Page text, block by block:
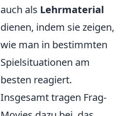
auch als Lehrmaterial
dienen, indem sie zeigen,
wie man in bestimmten
Spielsituationen am
besten reagiert.
Insgesamt tragen Frag-